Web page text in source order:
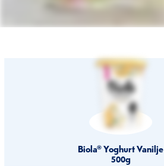
Biola® Yoghurt Vanilje
500g